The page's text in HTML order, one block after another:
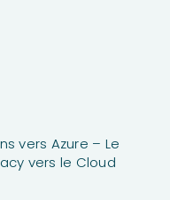
vers Azure – Le
vers le Cloud